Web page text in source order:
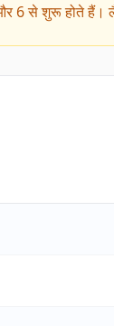
6 से शुरू होते